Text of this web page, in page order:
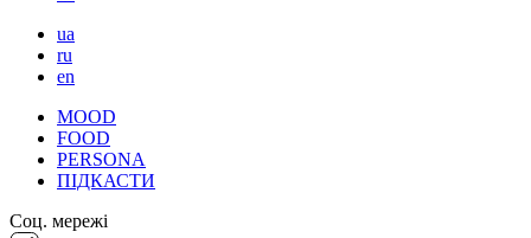
ua
ru
en
MOOD
FOOD
PERSONA
ПІДКАСТИ
Соц. мережі